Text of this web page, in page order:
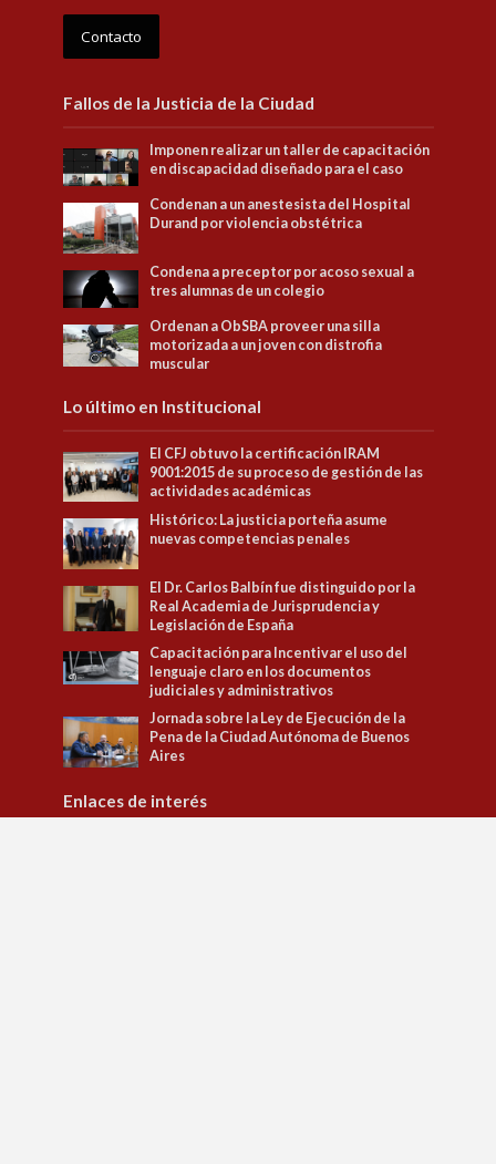
Contacto
Fallos de la Justicia de la Ciudad
Imponen realizar un taller de capacitación
en discapacidad diseñado para el caso
Condenan a un anestesista del Hospital
Durand por violencia obstétrica
Condena a preceptor por acoso sexual a
tres alumnas de un colegio
Ordenan a ObSBA proveer una silla
motorizada a un joven con distrofia
muscular
Lo último en Institucional
El CFJ obtuvo la certificación IRAM
9001:2015 de su proceso de gestión de las
actividades académicas
Histórico: La justicia porteña asume
nuevas competencias penales
El Dr. Carlos Balbín fue distinguido por la
Real Academia de Jurisprudencia y
Legislación de España
Capacitación para Incentivar el uso del
lenguaje claro en los documentos
judiciales y administrativos
Jornada sobre la Ley de Ejecución de la
Pena de la Ciudad Autónoma de Buenos
Aires
Enlaces de interés